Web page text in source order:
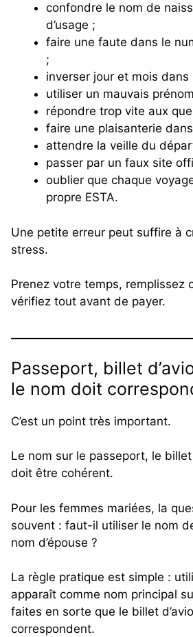
confondre le nom de
d’usage ;
faire une faute dans le
;
inverser jour et mois dans
utiliser un mauvais
répondre trop vite aux
faire une plaisanterie
attendre la veille du
passer par un faux site
oublier que chaque
propre ESTA.
Une petite erreur peut suffire à
stress.
Prenez votre temps, remplissez
vérifiez tout avant de payer.
Passeport, billet
le nom doit
C’est un point très important.
Le nom sur le passeport, le billet
doit être cohérent.
Pour les femmes mariées, la
souvent : faut-il utiliser le nom
nom d’épouse ?
La règle pratique est simple :
apparaît comme nom principal
faites en sorte que le billet
correspondent.